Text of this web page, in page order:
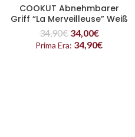
COOKUT Abnehmbarer
Griff “La Merveilleuse” Weiß
34,90€ 34,00€
Prima Era: 34,90€